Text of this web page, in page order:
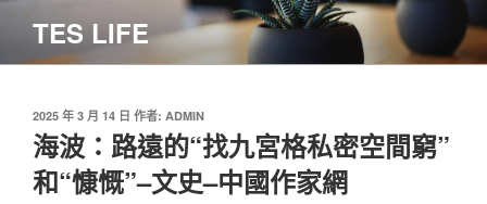
主
TES LIFE
發
佈
於
2025 年 3 月 14 日 作者: ADMIN
海波：路遠的“找九宮格私密空間窮”
和“慷慨”–文史–中國作家網